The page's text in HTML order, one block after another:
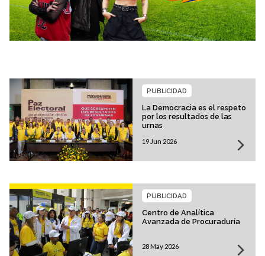
La Democracia es el respeto
por los resultados de las
urnas
PUBLICIDAD
19 Jun 2026
Centro de Analítica
Avanzada de Procuraduría
PUBLICIDAD
28 May 2026